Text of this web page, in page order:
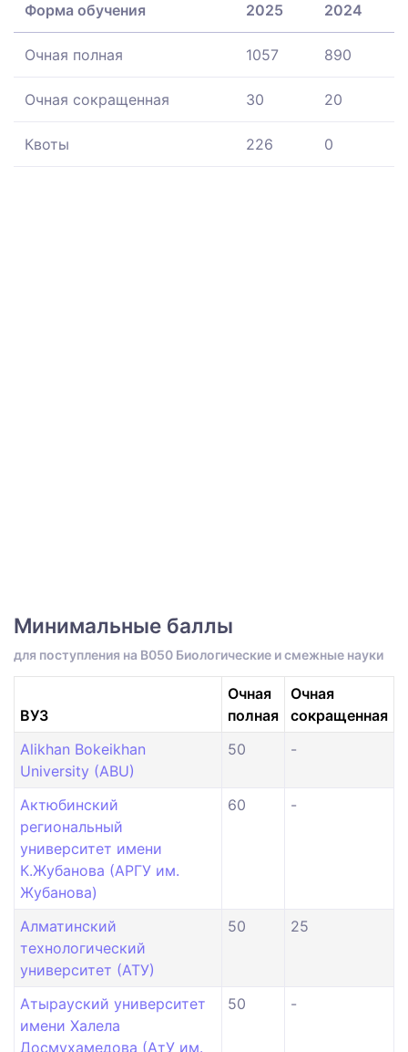
Форма обучения 2025 2024
Очная полная 1057 890
Очная сокращенная 30 20
Квоты 226 0
Минимальные баллы
для поступления на B050 Биологические и смежные науки
ВУЗ
Очная
полная
Очная
сокращенная
Alikhan Bokeikhan
University (ABU)
50 -
Актюбинский
региональный
университет имени
К.Жубанова (АРГУ им.
Жубанова)
60 -
Алматинский
технологический
университет (АТУ)
50 25
Атырауский университет
имени Халела
Досмухамедова (АтУ им.
50 -